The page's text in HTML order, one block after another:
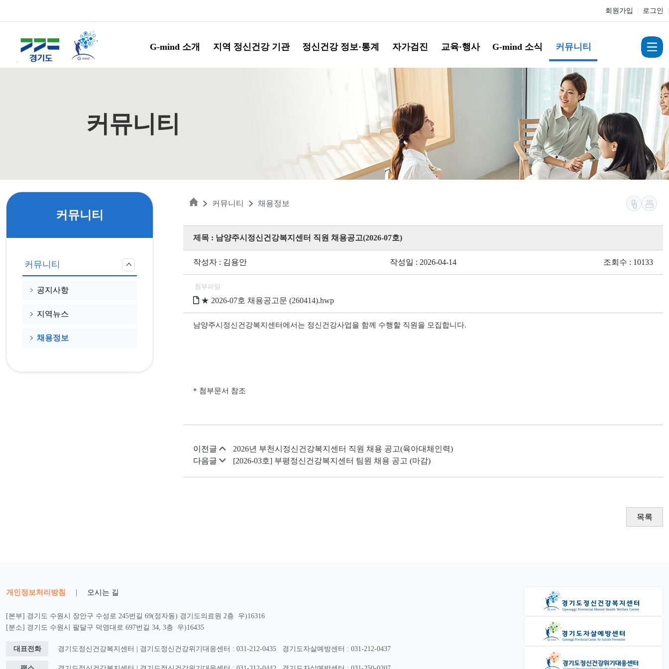
회원가입 로그인
G-mind 소개 지역 정신건강 기관 정신건강 정보·통계 자가검진 교육·행사 G-mind 소식 커뮤니티
커뮤니티
커뮤니티
커뮤니티
공지사항
지역뉴스
채용정보
커뮤니티 채용정보
제목 : 남양주시정신건강복지센터 직원 채용공고(2026-07호)
작성자 : 김용안 작성일 : 2026-04-14 조회수 : 10133
첨부파일
★ 2026-07호 채용공고문 (260414).hwp
남양주시정신건강복지센터에서는 정신건강사업을 함께 수행할 직원을 모집합니다.
* 첨부문서 참조
이전글
2026년 부천시정신건강복지센터 직원 채용 공고(육아대체인력)
다음글
[2026-03호] 부평정신건강복지센터 팀원 채용 공고 (마감)
목록
개인정보처리방침 | 오시는 길
[본부] 경기도 수원시 장안구 수성로 245번길 69(정자동) 경기도의료원 2층 우)16316
[분소] 경기도 수원시 팔달구 덕영대로 697번길 34, 3층 우)16435
대표전화 경기도정신건강복지센터 | 경기도정신건강위기대응센터 : 031-212-0435 경기도자살예방센터 : 031-212-0437